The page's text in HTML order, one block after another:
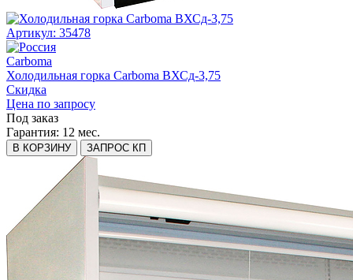
Артикул: 35478
Carboma
Холодильная горка Carboma ВХСд-3,75
Скидка
Цена по запросу
Под заказ
Гарантия: 12 мес.
В КОРЗИНУ ЗАПРОС КП